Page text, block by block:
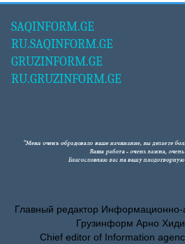
SAQINFORM.GE
RU.SAQINFORM.GE
GRUZINFORM.GE
RU.GRUZINFORM.GE
Главный редактор Информационно-
Грузинформ Арно
Chief editor of Information